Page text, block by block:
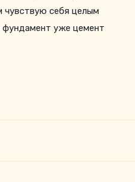
чувствую себя целым
уже цемент